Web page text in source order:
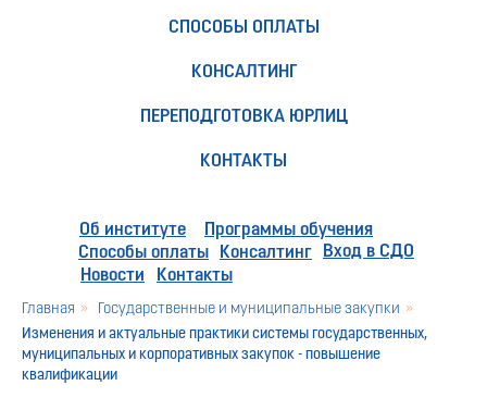
СПОСОБЫ ОПЛАТЫ
КОНСАЛТИНГ
ПЕРЕПОДГОТОВКА ЮРЛИЦ
КОНТАКТЫ
Об институте
Программы обучения
Способы оплаты
Консалтинг
Новости
Вход в СДО
Контакты
Главная » Государственные и муниципальные закупки »
Изменения и актуальные практики системы государственных,
муниципальных и корпоративных закупок - повышение
квалификации